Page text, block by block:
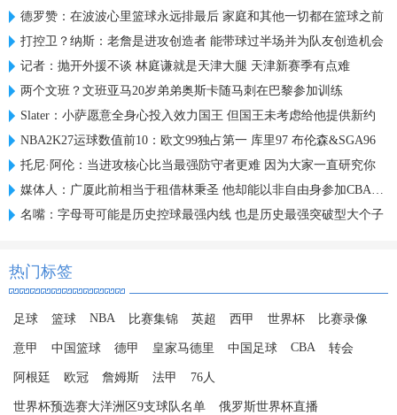
德罗赞：在波波心里篮球永远排最后 家庭和其他一切都在篮球之前
打控卫？纳斯：老詹是进攻创造者 能带球过半场并为队友创造机会
记者：抛开外援不谈 林庭谦就是天津大腿 天津新赛季有点难
两个文班？文班亚马20岁弟弟奥斯卡随马刺在巴黎参加训练
Slater：小萨愿意全身心投入效力国王 但国王未考虑给他提供新约
NBA2K27运球数值前10：欧文99独占第一 库里97 布伦森&SGA96
托尼·阿伦：当进攻核心比当最强防守者更难 因为大家一直研究你
媒体人：广厦此前相当于租借林秉圣 他却能以非自由身参加CBA选秀
名嘴：字母哥可能是历史控球最强内线 也是历史最强突破型大个子
热门标签
足球 篮球 NBA 比赛集锦 英超 西甲 世界杯 比赛录像
意甲 中国篮球 德甲 皇家马德里 中国足球 CBA 转会
阿根廷 欧冠 詹姆斯 法甲 76人
世界杯预选赛大洋洲区9支球队名单 俄罗斯世界杯直播